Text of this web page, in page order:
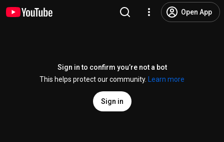
Open App
Sign in to confirm you’re not a bot
This helps protect our community.
Learn more
Sign in